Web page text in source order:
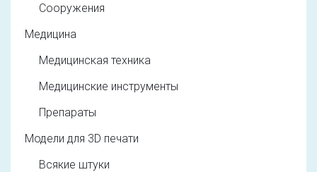
Сооружения
Медицина
Медицинская техника
Медицинские инструменты
Препараты
Модели для 3D печати
Всякие штуки